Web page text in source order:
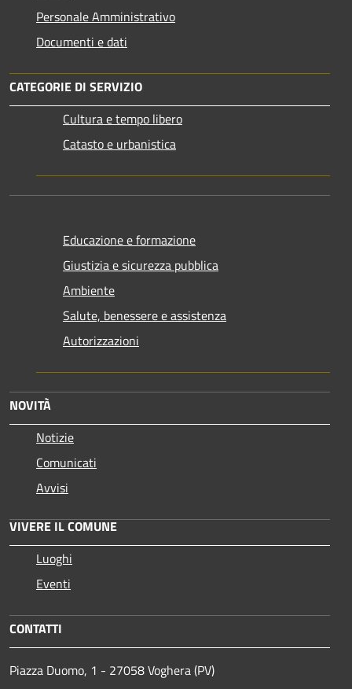
Personale Amministrativo
Documenti e dati
CATEGORIE DI SERVIZIO
Cultura e tempo libero
Catasto e urbanistica
Educazione e formazione
Giustizia e sicurezza pubblica
Ambiente
Salute, benessere e assistenza
Autorizzazioni
NOVITÀ
Notizie
Comunicati
Avvisi
VIVERE IL COMUNE
Luoghi
Eventi
CONTATTI
Piazza Duomo, 1 - 27058 Voghera (PV)